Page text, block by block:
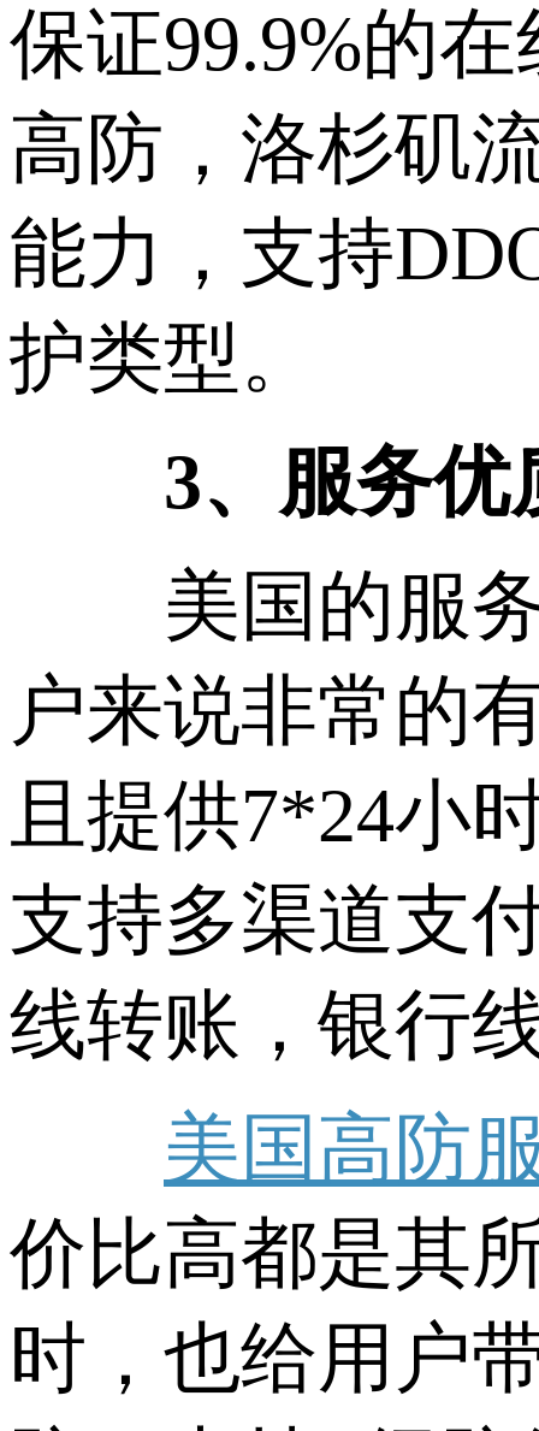
保证99.9%的
高防，洛杉矶
能力，支持
护类型。
3、服务
美国的服务
户来说非常的
且提供7*24小
支持多渠道支
线转账，银行
美国高防
价比高都是其
时，也给用户